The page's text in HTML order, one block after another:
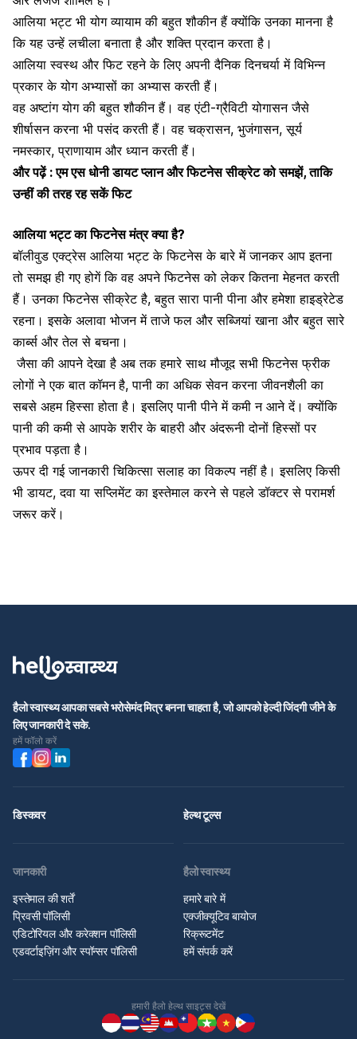
आलिया भट्ट भी योग व्यायाम की बहुत शौकीन हैं क्योंकि उनका मानना ​​है
कि यह उन्हें लचीला बनाता है और शक्ति प्रदान करता है।
आलिया स्वस्थ और फिट रहने के लिए अपनी दैनिक दिनचर्या में विभिन्न
प्रकार के योग अभ्यासों का अभ्यास करती हैं।
वह अष्टांग योग की बहुत शौकीन हैं। वह एंटी-ग्रैविटी योगासन जैसे
शीर्षासन करना भी पसंद करती हैं। वह चक्रासन, भुजंगासन, सूर्य
नमस्कार, प्राणायाम और ध्यान करती हैं।
और पढ़ें :एम एस धोनी डायट प्लान और फिटनेस सीक्रेट को समझें, ताकि
उन्हीं की तरह रह सकें फिट
आलिया भट्ट का फिटनेस मंत्र क्या है?
बॉलीवुड एक्ट्रेस आलिया भट्ट के फिटनेस के बारे में जानकर आप इतना
तो समझ ही गए होगें कि वह अपने फिटनेस को लेकर कितना मेहनत करती
हैं। उनका फिटनेस सीक्रेट है, बहुत सारा पानी पीना और हमेशा हाइड्रेटेड
रहना। इसके अलावा भोजन में ताजे फल और सब्जियां खाना और बहुत सारे
कार्ब्स और तेल से बचना।
जैसा की आपने देखा है अब तक हमारे साथ मौजूद सभी फिटनेस फ्रीक
लोगों ने एक बात कॉमन है, पानी का अधिक सेवन करना जीवनशैली का
सबसे अहम हिस्सा होता है। इसलिए पानी पीने में कमी न आने दें। क्योंकि
पानी की कमी से आपके शरीर के बाहरी और अंदरूनी दोनों हिस्सों पर
प्रभाव पड़ता है।
ऊपर दी गई जानकारी चिकित्सा सलाह का विकल्प नहीं है। इसलिए किसी
भी डायट, दवा या सप्लिमेंट का इस्तेमाल करने से पहले डॉक्टर से परामर्श
जरूर करें।
हैलो स्वास्थ्य आपका सबसे भरोसेमंद मित्र बनना चाहता है, जो आपको हेल्दी जिंदगी जीने के
लिए जानकारी दे सके.
हमें फॉलो करें
डिस्कवर हेल्थ टूल्स
जानकारी
इस्तेमाल की शर्तें
प्रिवसी पॉलिसी
एडिटोरियल और करेक्शन पॉलिसी
एडवर्टाइज़िंग और स्पॉन्सर पॉलिसी
हैलो स्वास्थ्य
हमारे बारे में
एक्जीक्यूटिव बायोज
रिक्रूटमेंट
हमें संपर्क करें
हमारी हैलो हेल्थ साइट्स देखें